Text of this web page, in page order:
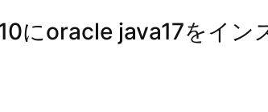
にoracle java17をイン